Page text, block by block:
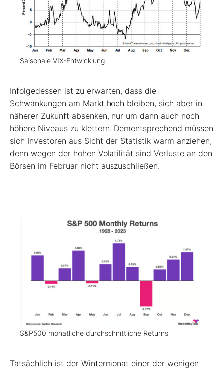
Saisonale VIX-Entwicklung
Infolgedessen ist zu erwarten, dass die
Schwankungen am Markt hoch bleiben, sich aber in
näherer Zukunft absenken, nur um dann auch noch
höhere Niveaus zu klettern. Dementsprechend müssen
sich Investoren aus Sicht der Statistik warm anziehen,
denn wegen der hohen Volatilität sind Verluste an den
Börsen im Februar nicht auszuschließen.
S&P500 monatliche durchschnittliche Returns
Tatsächlich ist der Wintermonat einer der wenigen